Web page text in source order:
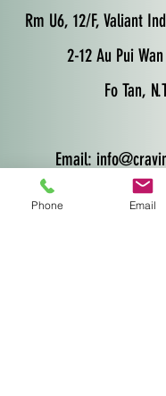
Rm U6, 12/F, Valiant
2-12 Au Pui
Fo Tan,
Email:
Tel : 6332
Phone Email